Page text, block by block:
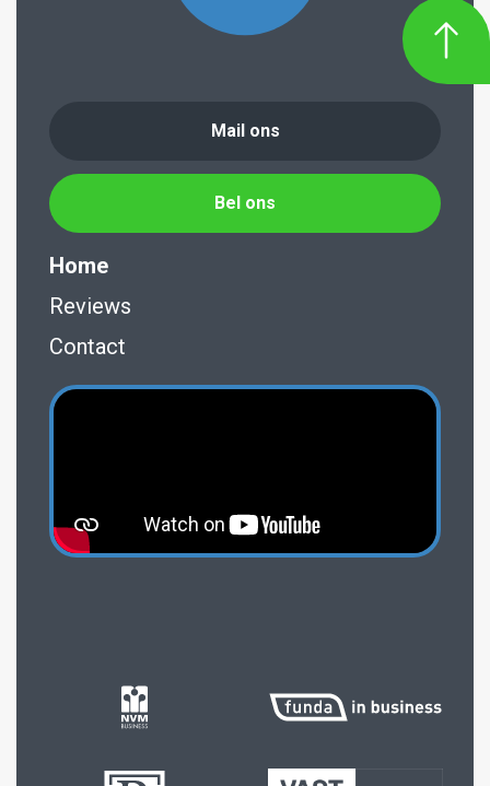
Mail ons
Bel ons
Home
Reviews
Contact